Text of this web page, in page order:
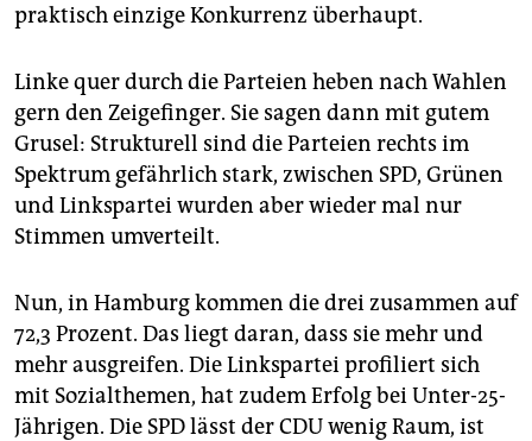
praktisch einzige Konkurrenz überhaupt.
Linke quer durch die Parteien heben nach Wahlen
gern den Zeigefinger. Sie sagen dann mit gutem
Grusel: Strukturell sind die Parteien rechts im
Spektrum gefährlich stark, zwischen SPD, Grünen
und Linkspartei wurden aber wieder mal nur
Stimmen umverteilt.
Nun, in Hamburg kommen die drei zusammen auf
72,3 Prozent. Das liegt daran, dass sie mehr und
mehr ausgreifen. Die Linkspartei profiliert sich
mit Sozialthemen, hat zudem Erfolg bei Unter-25-
Jährigen. Die SPD lässt der CDU wenig Raum, ist